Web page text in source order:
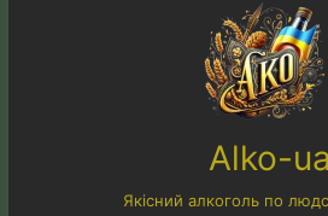
Alko-ua
Якісний алкоголь по